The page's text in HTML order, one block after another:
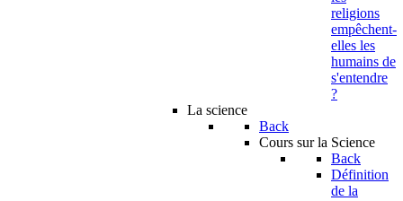
religions
empêchent-
elles les
humains de
s'entendre
?
La science
Back
Cours sur la Science
Back
Définition
de la